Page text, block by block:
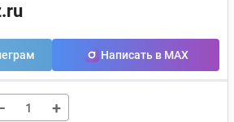
Написать в MAX
+